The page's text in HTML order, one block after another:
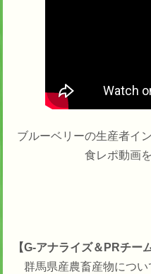
ブルーベリーの生産者イ
食レポ動画
【G-アナライズ＆PRチー
群馬県産農畜産物につい